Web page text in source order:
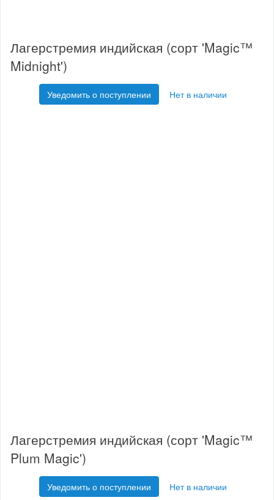
Лагерстремия индийская (сорт 'Magic™
Midnight')
Уведомить о поступлении Нет в наличии
Лагерстремия индийская (сорт 'Magic™
Plum Magic')
Уведомить о поступлении Нет в наличии